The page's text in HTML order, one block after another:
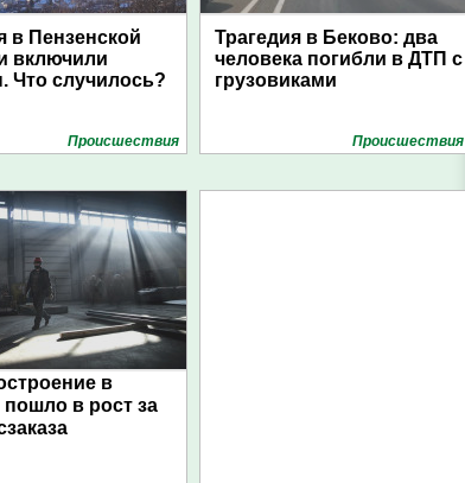
в Пензенской
включили
Что случилось?
Проиcшествия
Трагедия в Беково: два
человека погибли в ДТП с
грузовиками
Проиcшествия
в
пошло в рост за